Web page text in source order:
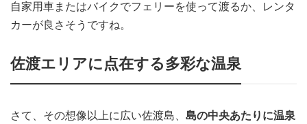
自家用車またはバイクでフェリーを使って渡るか、レンタ
カーが良さそうですね。
佐渡エリアに点在する多彩な温泉
さて、その想像以上に広い佐渡島、 島の中央あたりに温泉